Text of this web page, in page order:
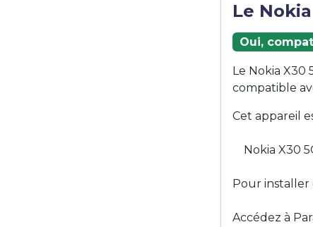
Le
Oui,
Le Nokia
compatible
Cet appareil
Nokia X30
Pour installer
Accédez à